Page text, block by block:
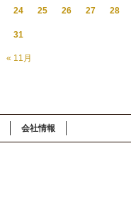
« 11月
24 25 26 27 28
31
会社情報